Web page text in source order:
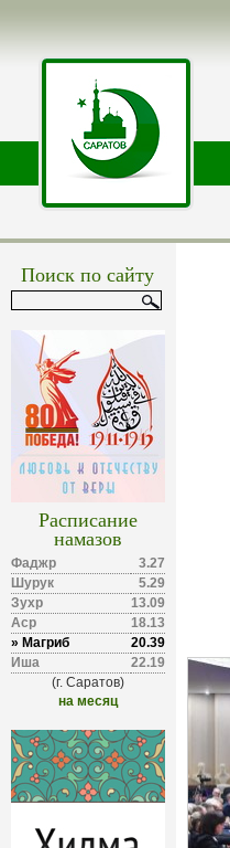
Поиск по сайту
Расписание
намазов
Фаджр
3.27
Шурук
5.29
Зухр
13.09
Аср
18.13
» Магриб
20.39
Иша
22.19
(г. Саратов)
на месяц